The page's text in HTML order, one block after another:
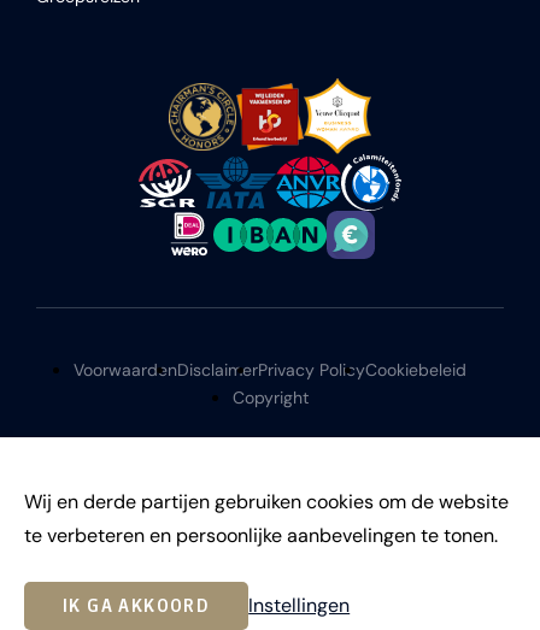
Wij en derde partijen gebruiken cookies om de website
te verbeteren en persoonlijke aanbevelingen te tonen.
IK GA AKKOORD Instellingen
VoorwaardenDisclaimerPrivacy PolicyCookiebeleid
Copyright
©2026